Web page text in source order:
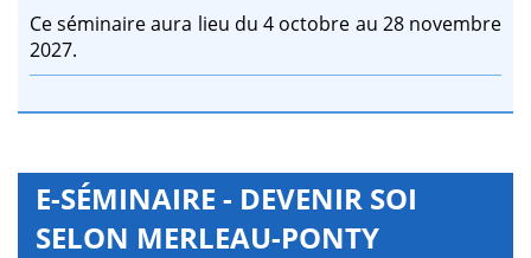
Ce séminaire aura lieu du 4 octobre au 28 novembre
2027.
E-SÉMINAIRE - DEVENIR SOI
SELON MERLEAU-PONTY